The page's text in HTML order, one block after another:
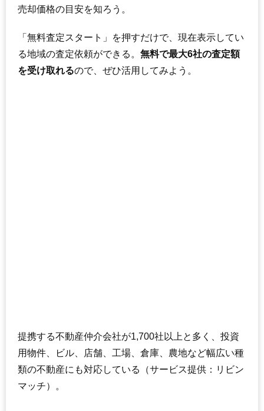
売却価格の目安を知ろう。
「無料査定スタート」を押すだけで、現在表示してい
る地域の査定依頼ができる。 無料で最大6社の査定額
を受け取れるので、ぜひ活用してみよう。
提携する不動産仲介会社が1,700社以上と多く、投資
用物件、ビル、店舗、工場、倉庫、農地など幅広い種
類の不動産にも対応している（サービス提供：リビン
マッチ）。